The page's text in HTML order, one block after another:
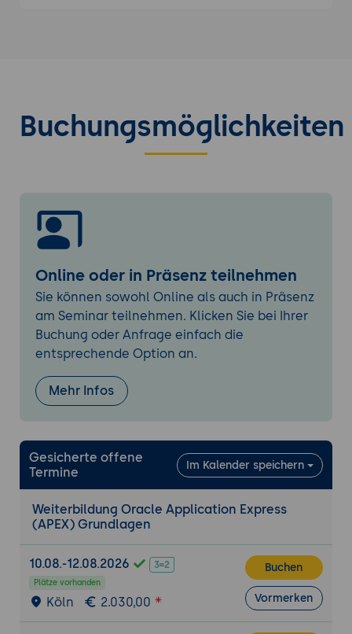
5. Interactive Reports und Classic Reports
Erstellung interaktiver Berichte
Filterung, Sortierung und Aggregation
6. Formulare und DML-Operationen
Formularerstellung auf Tabellenbasis
CRUD-Operationen (Create, Read, Update,
Delete)
Automatische Row Processing und
Custom DML
7. Prozesse, Validierungen und Berechnungen
Page-Prozesse und deren
Ausführungsreihenfolge
Client- und serverseitige Validierungen
8. Dynamic Actions und JavaScript
Ereignisgesteuerte Aktionen ohne Code
Funktionalität
Verarbeitung
9. Authentifizierung und Autorisierung
APEX-Authentifizierungsschemas
Buchungsmöglichkeiten
Online oder in Präsenz teilnehmen
Sie können sowohl Online als auch in Präsenz
am Seminar teilnehmen. Klicken Sie bei Ihrer
Buchung oder Anfrage einfach die
entsprechende Option an.
Mehr Infos
Gesicherte offene
Termine
Im Kalender speichern
Weiterbildung Oracle Application Express
(APEX) Grundlagen
10.08.-12.08.2026
Plätze vorhanden
Köln 2.030,00
Buchen
Vormerken